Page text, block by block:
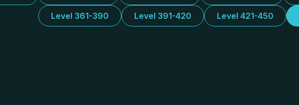
Level 361-390 Level 391-420 Level 421-450